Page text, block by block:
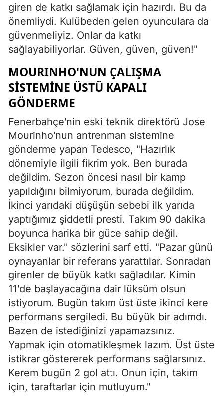
giren de katkı sağlamak için hazırdı. Bu da
önemliydi. Kulübeden gelen oyunculara da
güvenmeliyiz. Onlar da katkı
sağlayabiliyorlar. Güven, güven, güven!"
MOURINHO'NUN ÇALIŞMA
SİSTEMİNE ÜSTÜ KAPALI
GÖNDERME
Fenerbahçe'nin eski teknik direktörü Jose
Mourinho'nun antrenman sistemine
gönderme yapan Tedesco, "Hazırlık
dönemiyle ilgili fikrim yok. Ben burada
değildim. Sezon öncesi nasıl bir kamp
yapıldığını bilmiyorum, burada değildim.
İkinci yarıdaki düşüşün sebebi ilk yarıda
yaptığımız şiddetli presti. Takım 90 dakika
boyunca harika bir güce sahip değil.
Eksikler var.'' sözlerini sarf etti. "Pazar günü
oynayanlar bir referans yarattılar. Sonradan
girenler de büyük katkı sağladılar. Kimin
11'de başlayacağına dair lüksüm olsun
istiyorum. Bugün takım üst üste ikinci kere
performans sergiledi. Bu büyük bir adımdı.
Bazen de istediğinizi yapamazsınız.
Yapmak için otomatikleşmek lazım. Üst üste
istikrar göstererek performans sağlarsınız.
Kerem bugün 2 gol attı. Onun için, takım
için, taraftarlar için mutluyum."